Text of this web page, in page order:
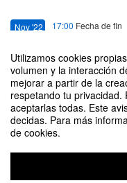
Utilizamos cookies
volumen y la interacción
mejorar a partir de la
respetando tu privacidad.
aceptarlas todas. Este
decidas. Para más
de cookies.
Nov '22 17:00 Fecha de fin
75 Aniversario Fábrica